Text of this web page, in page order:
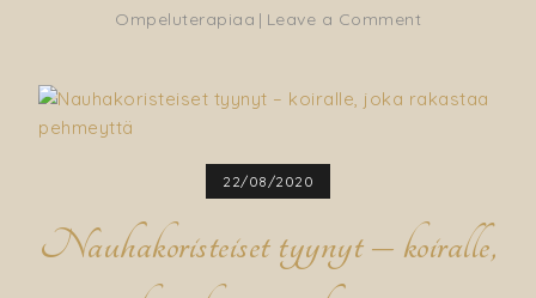
Ompeluterapiaa Leave a Comment
kankaiden
22/08/2020
Nauhakoristeiset tyynyt – koiralle,